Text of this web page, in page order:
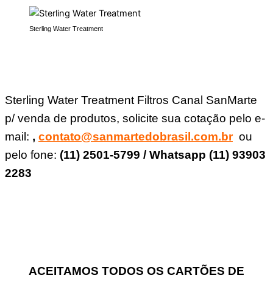
Sterling Water Treatment
Sterling Water Treatment Filtros Canal SanMarte
p/ venda de produtos, solicite sua cotação pelo e-
mail: , contato@sanmartedobrasil.com.brou
pelo fone: (11) 2501-5799 / Whatsapp (11) 93903
2283
ACEITAMOS TODOS OS CARTÕES DE